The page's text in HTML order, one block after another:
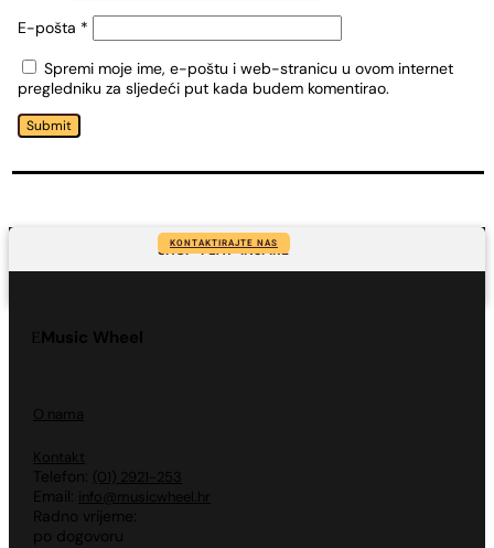
E-pošta *
Spremi moje ime, e-poštu i web-stranicu u ovom internet
pregledniku za sljedeći put kada budem komentirao.
Submit
SHOP-PLAY-INSPIRE
KONTAKTIRAJTE NAS
Music Wheel
O nama
Kontakt
Telefon: (01) 2921-253
Email: info@musicwheel.hr
Radno vrijeme:
po dogovoru